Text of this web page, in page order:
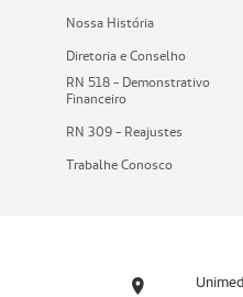
Nossa História
Diretoria e Conselho
RN 518 - Demonstrativo
Financeiro
RN 309 - Reajustes
Trabalhe Conosco